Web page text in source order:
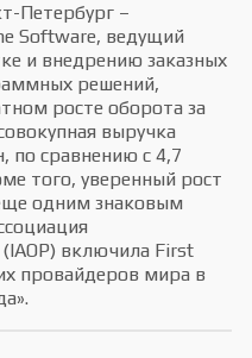
Петербург –
Software, ведущий
и внедрению заказных
решений,
росте оборота за
выручка
по сравнению с 4,7
того, уверенный рост
одним знаковым
(IAOP) включила First
провайдеров мира в